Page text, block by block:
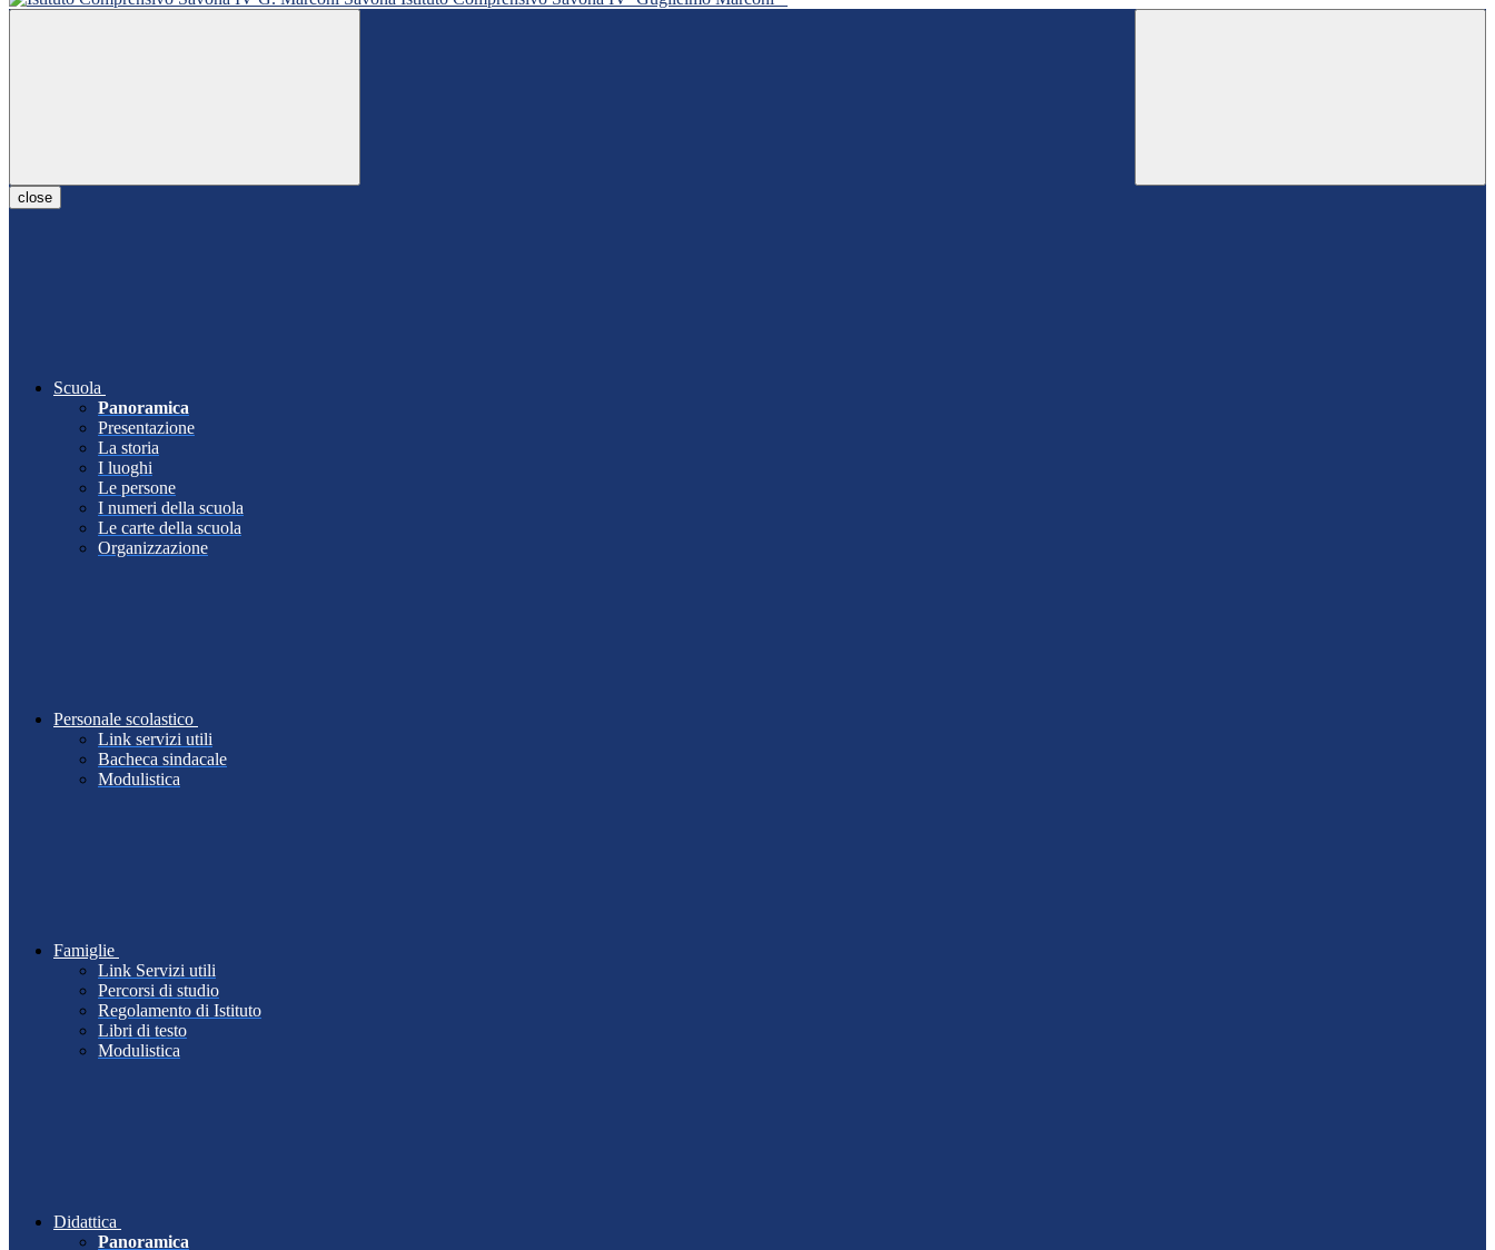
close
Scuola
Panoramica
Presentazione
La storia
I luoghi
Le persone
I numeri della scuola
Le carte della scuola
Organizzazione
Personale scolastico
Link servizi utili
Bacheca sindacale
Modulistica
Famiglie
Link Servizi utili
Percorsi di studio
Regolamento di Istituto
Libri di testo
Modulistica
Didattica
Panoramica